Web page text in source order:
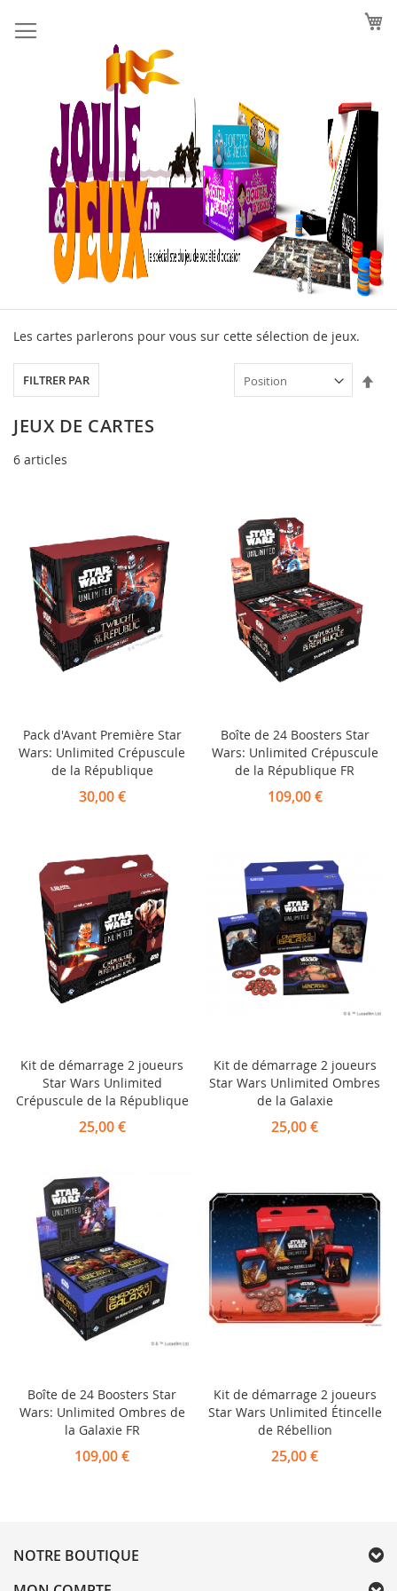
au
contenu
Les cartes parlerons pour vous sur cette sélection de jeux.
JEUX DE CARTES
6 articles
Pack d'Avant Première Star
Wars: Unlimited Crépuscule
de la République
30,00 €
Boîte de 24 Boosters Star
Wars: Unlimited Crépuscule
de la République FR
109,00 €
Kit de démarrage 2 joueurs
Star Wars Unlimited
Crépuscule de la République
25,00 €
Kit de démarrage 2 joueurs
Star Wars Unlimited Ombres
de la Galaxie
25,00 €
Boîte de 24 Boosters Star
Wars: Unlimited Ombres de
la Galaxie FR
109,00 €
Kit de démarrage 2 joueurs
Star Wars Unlimited Étincelle
de Rébellion
25,00 €
FILTRER PAR
NOTRE BOUTIQUE